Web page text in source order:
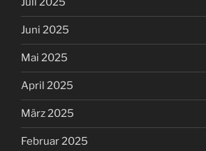
Juni 2025
Mai 2025
April 2025
März 2025
Februar 2025